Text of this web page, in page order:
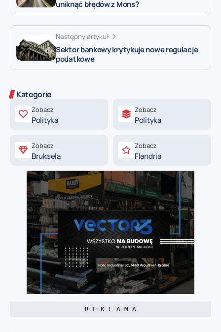
uniknąć błędów z Mons?
Następny artykuł
Sektor bankowy krytykuje nowe regulacje
podatkowe
Kategorie
Zobacz
Polityka
Zobacz
Polityka
Zobacz
Bruksela
Zobacz
Flandria
R E K L A M A